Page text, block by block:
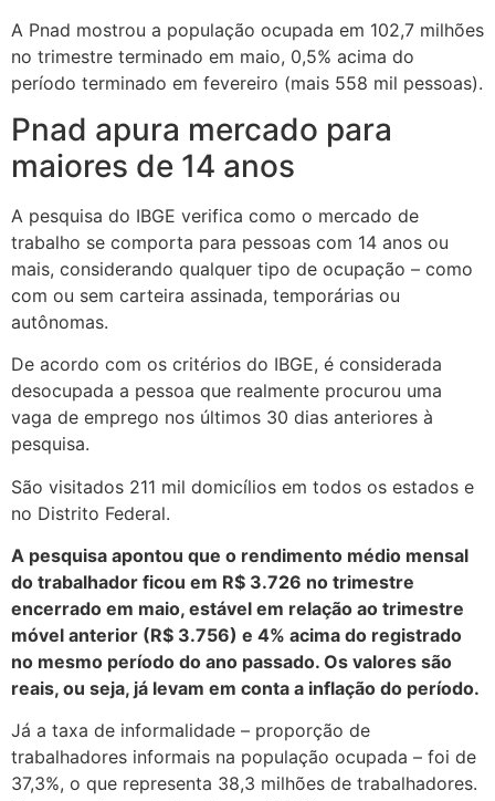
A Pnad mostrou a população ocupada em 102,7 milhões
no trimestre terminado em maio, 0,5% acima do
período terminado em fevereiro (mais 558 mil pessoas).
Pnad apura mercado para
maiores de 14 anos
A pesquisa do IBGE verifica como o mercado de
trabalho se comporta para pessoas com 14 anos ou
mais, considerando qualquer tipo de ocupação – como
com ou sem carteira assinada, temporárias ou
autônomas.
De acordo com os critérios do IBGE, é considerada
desocupada a pessoa que realmente procurou uma
vaga de emprego nos últimos 30 dias anteriores à
pesquisa.
São visitados 211 mil domicílios em todos os estados e
no Distrito Federal.
A pesquisa apontou que o rendimento médio mensal
do trabalhador ficou em R$ 3.726 no trimestre
encerrado em maio, estável em relação ao trimestre
móvel anterior (R$ 3.756) e 4% acima do registrado
no mesmo período do ano passado. Os valores são
reais, ou seja, já levam em conta a inflação do período.
Já a taxa de informalidade – proporção de
trabalhadores informais na população ocupada – foi de
37,3%, o que representa 38,3 milhões de trabalhadores.